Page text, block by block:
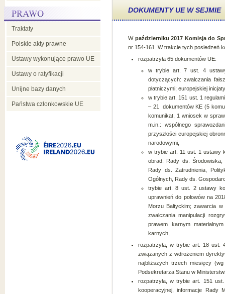
Traktaty
Polskie akty prawne
Ustawy wykonujące prawo UE
Ustawy o ratyfikacji
Unijne bazy danych
Państwa członkowskie UE
DOKUMENTY UE W SEJMIE
W październiku 2017 Komisja do
nr 154-161. W trakcie tych posiedzeń
rozpatrzyła 65 dokumentów UE:
w trybie art. 7 ust. 4
dotyczących: zwalczania
płatniczymi; europejskiej
w trybie art. 151 ust. 1
– 21 dokumentów KE (5
komunikat, 1 wniosek w
m.in.: wspólnego
przyszłości europejskiej
narodowymi,
w trybie art. 11 ust. 1 ustawy
obrad: Rady ds. Środowiska,
Rady ds. Zatrudnienia,
Ogólnych, Rady ds.
trybie art. 8 ust. 2 ustawy
uprawnień do połowów na
Morzu Bałtyckim; zawarcia
zwalczania manipulacji
prawem karnym
karnych,
rozpatrzyła, w trybie art. 18 ust.
związanych z wdrożeniem
najbliższych trzech miesięcy
Podsekretarza Stanu w
rozpatrzyła, w trybie art. 151
kooperacyjnej, informacje Rady